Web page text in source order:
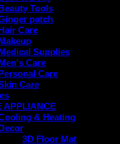
Tools
patch
Care
Supplies
Care
Care
Care
APPLIANCE
& Heating
3D Floor Mat